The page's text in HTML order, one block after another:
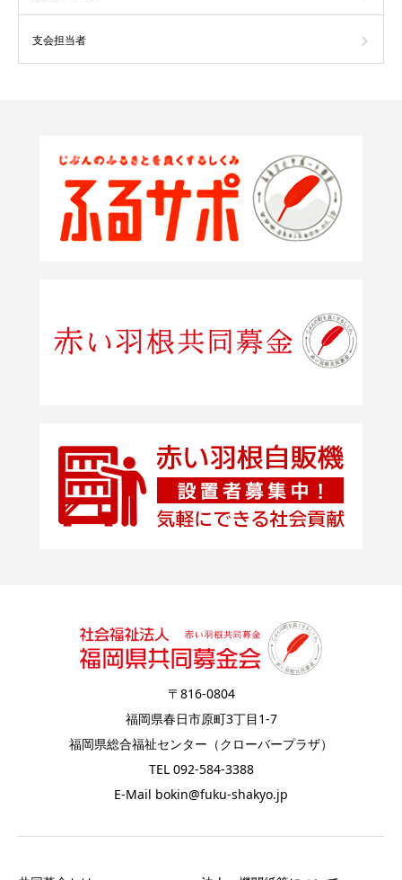
支会担当者
〒816-0804
福岡県春日市原町3丁目1-7
福岡県総合福祉センター（クローバープラザ）
TEL 092-584-3388
E-Mail bokin@fuku-shakyo.jp